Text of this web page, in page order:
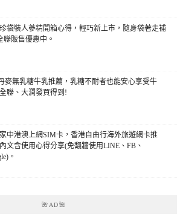
袋裝人蔘精開箱心得，輕巧新上市，隨身袋著走補
聯販售優惠中。
麥無乳糖牛乳推薦，乳糖不耐者也能安心享受牛
聯、大潤發買得到!
中港澳上網SIM卡，香港自由行海外旅遊網卡推
文含使用心得分享(免翻牆使用LINE、FB、
。
🌺AD🌺